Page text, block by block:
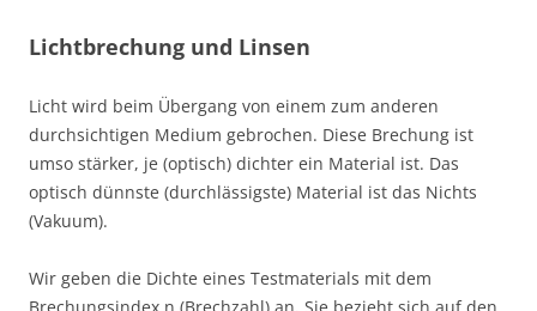
Lichtbrechung und Linsen
Licht wird beim Übergang von einem zum anderen
durchsichtigen Medium gebrochen. Diese Brechung ist
umso stärker, je (optisch) dichter ein Material ist. Das
optisch dünnste (durchlässigste) Material ist das Nichts
(Vakuum).
Wir geben die Dichte eines Testmaterials mit dem